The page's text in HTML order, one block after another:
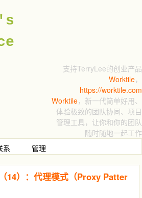
支持TerryLee的创业产品
Worktile，
https://worktile.com
Worktile，新一代简单好用、
体验极致的团队协同、项目
管理工具，让你和你的团队
随时随地一起工作
系 管理
14）：代理模式（Proxy Patter